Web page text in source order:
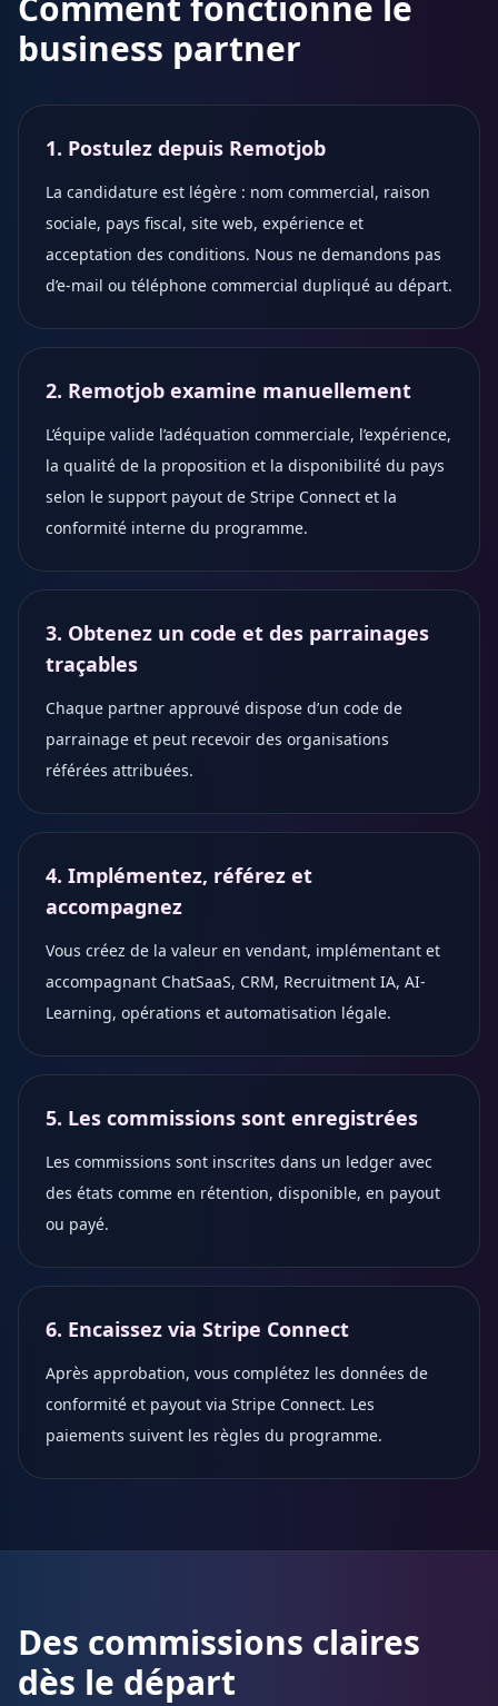
business partner
1. Postulez depuis Remotjob
La candidature est légère : nom commercial, raison
sociale, pays fiscal, site web, expérience et
acceptation des conditions. Nous ne demandons pas
d’e-mail ou téléphone commercial dupliqué au départ.
2. Remotjob examine manuellement
L’équipe valide l’adéquation commerciale, l’expérience,
la qualité de la proposition et la disponibilité du pays
selon le support payout de Stripe Connect et la
conformité interne du programme.
3. Obtenez un code et des parrainages
traçables
Chaque partner approuvé dispose d’un code de
parrainage et peut recevoir des organisations
référées attribuées.
4. Implémentez, référez et
accompagnez
Vous créez de la valeur en vendant, implémentant et
accompagnant ChatSaaS, CRM, Recruitment IA, AI-
Learning, opérations et automatisation légale.
5. Les commissions sont enregistrées
Les commissions sont inscrites dans un ledger avec
des états comme en rétention, disponible, en payout
ou payé.
6. Encaissez via Stripe Connect
Après approbation, vous complétez les données de
conformité et payout via Stripe Connect. Les
paiements suivent les règles du programme.
Des commissions claires
dès le départ